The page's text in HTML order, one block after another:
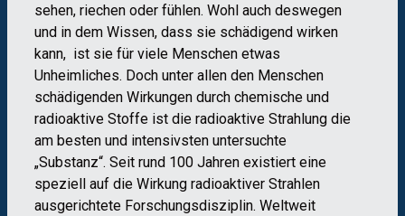
sehen, riechen oder fühlen. Wohl auch deswegen
und in dem Wissen, dass sie schädigend wirken
kann, ist sie für viele Menschen etwas
Unheimliches. Doch unter allen den Menschen
schädigenden Wirkungen durch chemische und
radioaktive Stoffe ist die radioaktive Strahlung die
am besten und intensivsten untersuchte
„Substanz“. Seit rund 100 Jahren existiert eine
speziell auf die Wirkung radioaktiver Strahlen
ausgerichtete Forschungsdisziplin. Weltweit